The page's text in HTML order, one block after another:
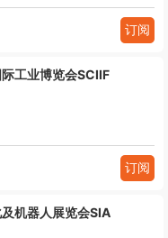
订阅
工业博览会SCIIF
订阅
及机器人展览会SIA